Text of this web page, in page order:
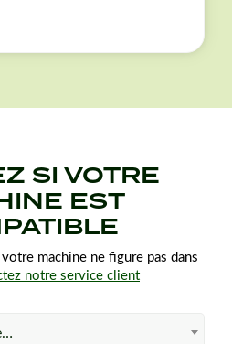
SI VOTRE
EST
machine ne figure pas dans
notre service client